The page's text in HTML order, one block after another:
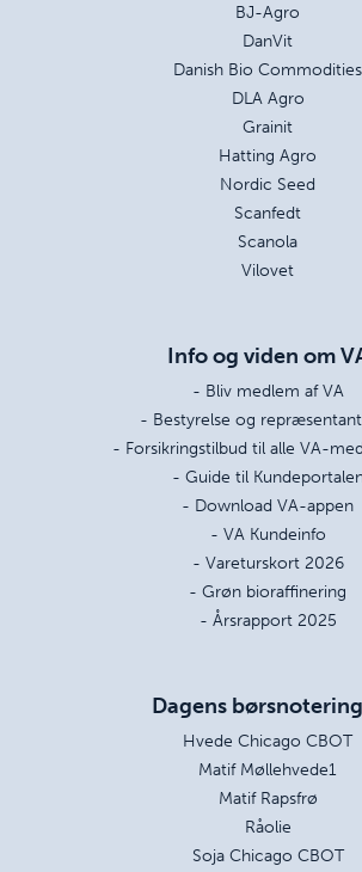
BJ-Agro
DanVit
Danish Bio Commodities
DLA Agro
Grainit
Hatting Agro
Nordic Seed
Scanfedt
Scanola
Vilovet
Info og viden om
- Bliv medlem af VA
- Bestyrelse og
- Forsikringstilbud til alle VA-
- Guide til
- Download VA-appen
- VA Kundeinfo
- Vareturskort 2026
- Grøn bioraffinering
- Årsrapport 2025
Dagens
Hvede Chicago CBOT
Matif Møllehvede1
Matif Rapsfrø
Råolie
Soja Chicago CBOT